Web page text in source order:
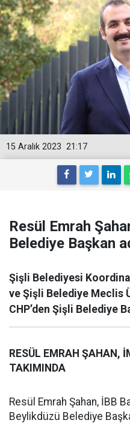
21:17
15 Aralık 2023
Resül Emrah
Belediye Başkan
Şişli Belediyesi
ve Şişli Belediye Meclis
CHP’den Şişli Belediye
RESÜL EMRAH ŞAHAN,
TAKIMINDA
Resül Emrah Şahan, İBB
Beylikdüzü Belediye